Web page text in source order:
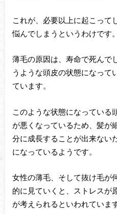
これが、必要以上に起こって
悩んでしまうというわけです。
薄毛の原因は、寿命で死んで
うような頭皮の状態になって
ています。
このような状態になっている
が悪くなっているため、髪が
分に成長することが出来ない
になっているようです。
女性の薄毛、そして抜け毛が
的に見ていくと、ストレスが
が考えられるといわれています